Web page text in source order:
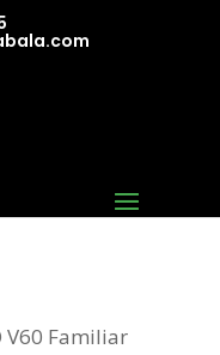
V60 Familiar